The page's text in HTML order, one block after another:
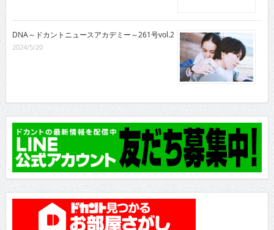
DNA～ドカントニュースアカデミー～261号vol.2
2024/5/20